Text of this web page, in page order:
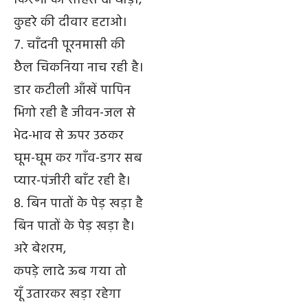
कुहरे की दीवार हटाओ।
7. चाँदनी पूरनमासी की
छैल चिकनिया नाच रही है।
डार कटीली आँखें पापिन
भिगो रही है जीवन-जल से
भेद-भाव से ऊपर उठकर
घूम-घूम कर गाँव-डगर सब
प्यार-पंजीरी बाँट रही है।
8. बिन पातों के पेड़ खड़ा है
बिन पातों के पेड़ खड़ा है।
अरे बेशरम,
कपड़े लादे ऊब गया तो
यूँ उतारकर खड़ा रहेगा